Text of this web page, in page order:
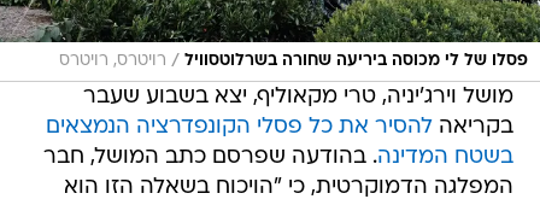
פסלו של לי מכוסה ביריעה שחורה בשרלוטסוויל / רויטרס, רויטרס
מושל וירג'יניה, טרי מקאוליף, יצא בשבוע שעבר
בקריאהלהסיר את כל פסלי הקונפדרציה הנמצאים
בשטח המדינה. בהודעה שפרסם כתב המושל, חבר
המפלגה הדמוקרטית, כי "הויכוח בשאלה הזו הוא